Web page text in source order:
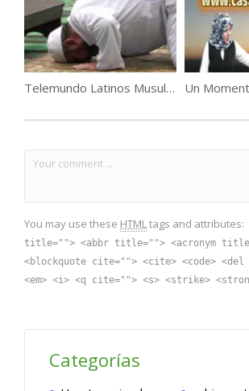
Telemundo Latinos Musulmanes .
You may use these HTMLtags and attributes:
title=""> <abbr title=""> <acronym
<blockquote cite=""> <cite> <code> <del
<em> <i> <q cite=""> <s> <strike>
Categorías